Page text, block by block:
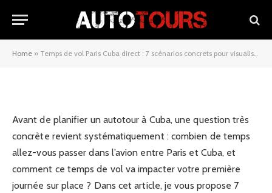
Home » Temps de vol Paris Cuba direct : 7 scénarios concrets pour visualiser votre trajet
scénarios concrets pour
visualiser votre trajet
Avant de planifier un autotour à Cuba, une question très
concrète revient systématiquement : combien de temps
allez-vous passer dans l’avion entre Paris et Cuba, et
comment ce temps de vol va impacter votre première
journée sur place ? Dans cet article, je vous propose 7